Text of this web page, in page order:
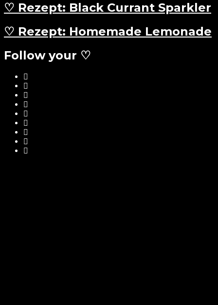
♡ Rezept: Black Currant Sparkler
♡ Rezept: Homemade Lemonade
Follow your ♡